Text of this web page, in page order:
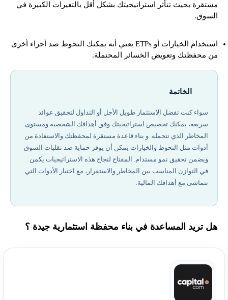
مستقرة بحيث تتأثر استراتيجيتك بشكل أقل بالتغيرات الكبيرة في
السوق.
استخدام الخيارات أو ETPs يعني أنه يمكنك التحوط ضد أجزاء أخرى
من محفظتك وتعويض الخسائر المحتملة.
الخاتمة
سواء كنت تفضل الاستثمار طويل الأجل أو التداول لتحقيق عوائد
سريعة، يمكنك تخصيص استراتيجيتك وفق أهدافك الشخصية ومستوى
المخاطر الذي تتحمله. و بناء قاعدة مستقرة لمحفظتك والاستفادة من
أدوات مثل التحوط والخيارات يمكن أن يوفر حماية ضد تقلبات السوق
ويضمن تحقيق نمو مستدام. المفتاح لنجاح هذه الاستراتيجيات يكمن
في التوازن المناسب بين المخاطر والاستقرار، مع اختيار الأدوات التي
تتماشى مع أهدافك المالية.
هل تريد المساعدة في بناء محفظة استثمارية جيدة ؟